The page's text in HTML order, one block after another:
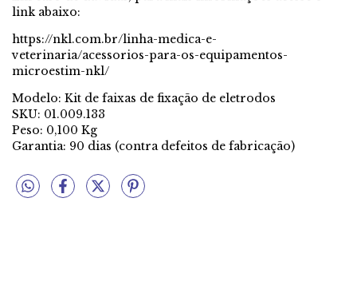
link abaixo:
https://nkl.com.br/linha-medica-e-
veterinaria/acessorios-para-os-equipamentos-
microestim-nkl/
Modelo: Kit de faixas de fixação de eletrodos
SKU: 01.009.133
Peso: 0,100 Kg
Garantia: 90 dias (contra defeitos de fabricação)